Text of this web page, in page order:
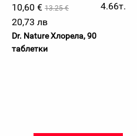
10,60 € 13.25 €
4.66т.
20,73 лв
Dr. Nature Хлорела, 90
таблетки